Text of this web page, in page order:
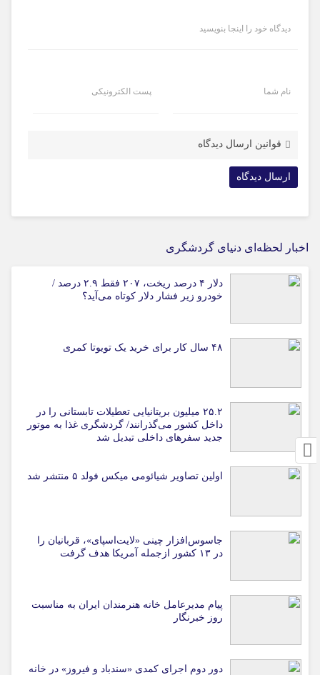
دیدگاه خود را اینجا بنویسید
نام شما پست الکترونیکی
قوانین ارسال دیدگاه
اخبار لحظه‌ای دنیای گردشگری
دلار ۴ درصد ریخت، ۲۰۷ فقط ۲.۹ درصد /
خودرو زیر فشار دلار کوتاه می‌آید؟
۴۸ سال کار برای خرید یک تویوتا کمری
۲۵.۲ میلیون بریتانیایی تعطیلات تابستانی را در
داخل کشور می‌گذرانند/ گردشگری غذا به موتور
جدید سفرهای داخلی تبدیل شد
اولین تصاویر شیائومی میکس فولد ۵ منتشر شد
جاسوس‌افزار چینی «لایت‌اسپای»، قربانیان را
در ۱۳ کشور ازجمله آمریکا هدف گرفت
پیام مدیرعامل خانه هنرمندان ایران به مناسبت
روز خبرنگار
دور دوم اجرای کمدی «سندباد و فیروز» در خانه